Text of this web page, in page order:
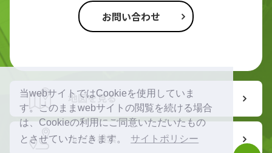
当webサイトではCookieを使用していま
す。このままwebサイトの閲覧を続ける場合
は、Cookieの利用にご同意いただいたもの
とさせていただきます。
サイトポリシー
お問い合わせ
地図を見る
ルート検索